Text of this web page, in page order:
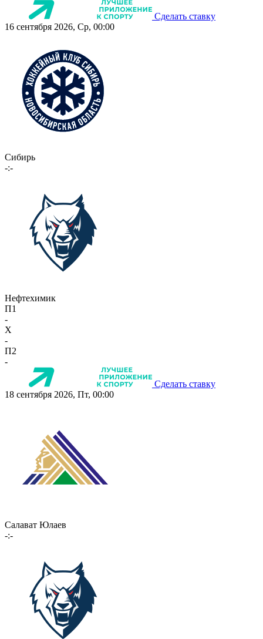
Сделать ставку
16 сентября 2026, Ср, 00:00
Сибирь
-:-
Нефтехимик
П1
-
X
-
П2
-
Сделать ставку
18 сентября 2026, Пт, 00:00
Салават Юлаев
-:-